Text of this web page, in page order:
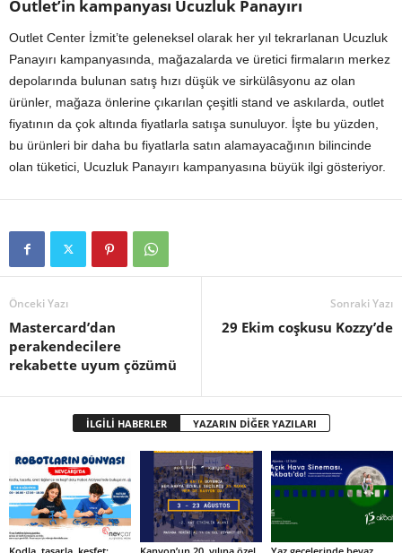
Outlet’in kampanyası Ucuzluk Panayırı
Outlet Center İzmit’te geleneksel olarak her yıl tekrarlanan Ucuzluk
Panayırı kampanyasında, mağazalarda ve üretici firmaların merkez
depolarında bulunan satış hızı düşük ve sirkülâsyonu az olan
ürünler, mağaza önlerine çıkarılan çeşitli stand ve askılarda, outlet
fiyatının da çok altında fiyatlarla satışa sunuluyor. İşte bu yüzden,
bu ürünleri bir daha bu fiyatlarla satın alamayacağının bilincinde
olan tüketici, Ucuzluk Panayırı kampanyasına büyük ilgi gösteriyor.
Önceki Yazı
Mastercard’dan
perakendecilere
rekabette uyum çözümü
Sonraki Yazı
29 Ekim coşkusu Kozzy’de
İLGİLİ HABERLER YAZARIN DİĞER YAZILARI